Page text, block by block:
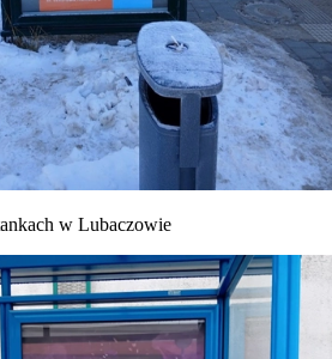
w Lubaczowie